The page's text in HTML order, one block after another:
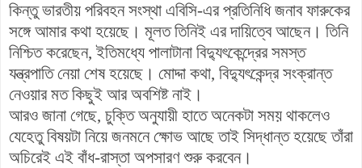
কিন্তুভারতীয় পরিবহন সংস্থা এবিসি-এর প্রতিনিধি জনাব ফারুকের
সঙ্গে আমার কথা হয়েছে। মূলত তিনিই এর দায়িত্বে আছেন। তিনি
নিশ্চিত করেছেন, ইতিমধ্যে পালাটানা বিদ্যুৎকেন্দ্রের সমস্ত
যন্ত্রপাতি নেয়া শেষ হয়েছে। মোদ্দা কথা, বিদ্যুৎকেন্দ্র সংক্রান্ত
নেওয়ার মত কিছুই আর অবশিষ্ট নাই।
আরও জানা গেছে, চুক্তি অনুযায়ী হাতে অনেকটা সময় থাকলেও
যেহেতু বিষয়টা নিয়ে জনমনে ক্ষোভ আছে তাই সিদ্ধান্ত হয়েছে তাঁরা
অচিরেই এই বাঁধ-রাস্তা অপসারণ শুরু করবেন।